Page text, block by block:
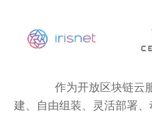
作为开放区块链云
建、自由组装、灵活部署